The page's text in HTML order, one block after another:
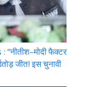
फैक्टर
जीत! इस चुनावी